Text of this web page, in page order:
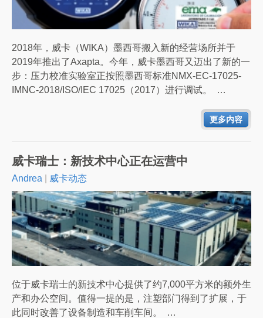
2018年，威卡（WIKA）墨西哥搬入新的经营场所并于
2019年推出了Axapta。今年，威卡墨西哥又迈出了新的一
步：压力校准实验室正按照墨西哥标准NMX-EC-17025-
IMNC-2018/ISO/IEC 17025（2017）进行调试。 …
更多内容
威卡瑞士：新技术中心正在运营中
Andrea 威卡动态
位于威卡瑞士的新技术中心提供了约7,000平方米的额外生
产和办公空间。值得一提的是，注塑部门得到了扩展，于
此同时改善了设备制造和车削车间。 …